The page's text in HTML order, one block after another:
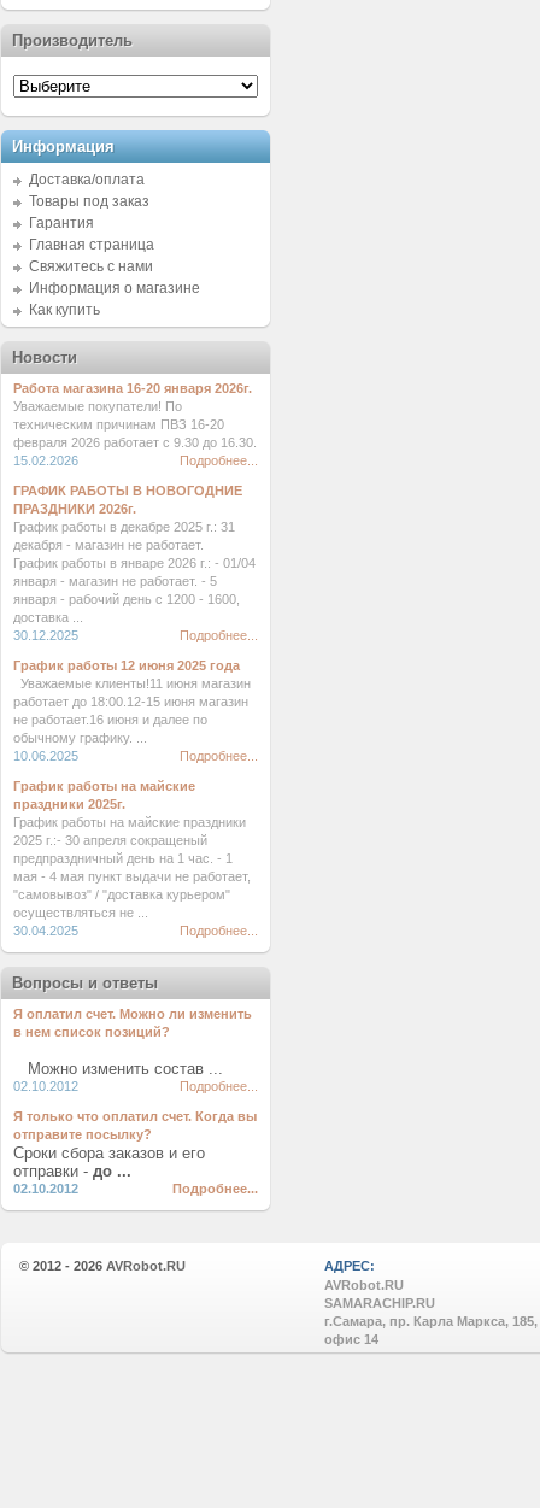
Производитель
Информация
Доставка/оплата
Товары под заказ
Гарантия
Главная страница
Свяжитесь с нами
Информация о магазине
Как купить
Новости
Работа магазина 16-20 января 2026г.
Уважаемые покупатели! По
техническим причинам ПВЗ 16-20
февраля 2026 работает с 9.30 до 16.30.
15.02.2026
Подробнее...
ГРАФИК РАБОТЫ В НОВОГОДНИЕ
ПРАЗДНИКИ 2026г.
График работы в декабре 2025 г.: 31
декабря - магазин не работает.
График работы в январе 2026 г.: - 01/04
января - магазин не работает. - 5
января - рабочий день с 1200 - 1600,
доставка ...
30.12.2025
Подробнее...
График работы 12 июня 2025 года
Уважаемые клиенты!11 июня магазин
работает до 18:00.12-15 июня магазин
не работает.16 июня и далее по
обычному графику. ...
10.06.2025
Подробнее...
График работы на майские
праздники 2025г.
График работы на майские праздники
2025 г.:- 30 апреля сокращеный
предпраздничный день на 1 час. - 1
мая - 4 мая пункт выдачи не работает,
"самовывоз" / "доставка курьером"
осуществляться не ...
30.04.2025
Подробнее...
Вопросы и ответы
Я оплатил счет. Можно ли изменить
в нем список позиций?
Можно изменить состав ...
02.10.2012 Подробнее...
Я только что оплатил счет. Когда вы
отправите посылку?
Сроки сбора заказов и его
отправки - до ...
02.10.2012 Подробнее...
© 2012 - 2026 AVRobot.RU
АДРЕС:
AVRobot.RU
SAMARACHIP.RU
г.Самара, пр. Карла Маркса, 185,
офис 14